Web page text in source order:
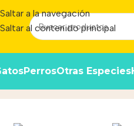
Saltar a la navegación
Saltar al contenido principal
PerrosOtras Especies
Sensibilidad